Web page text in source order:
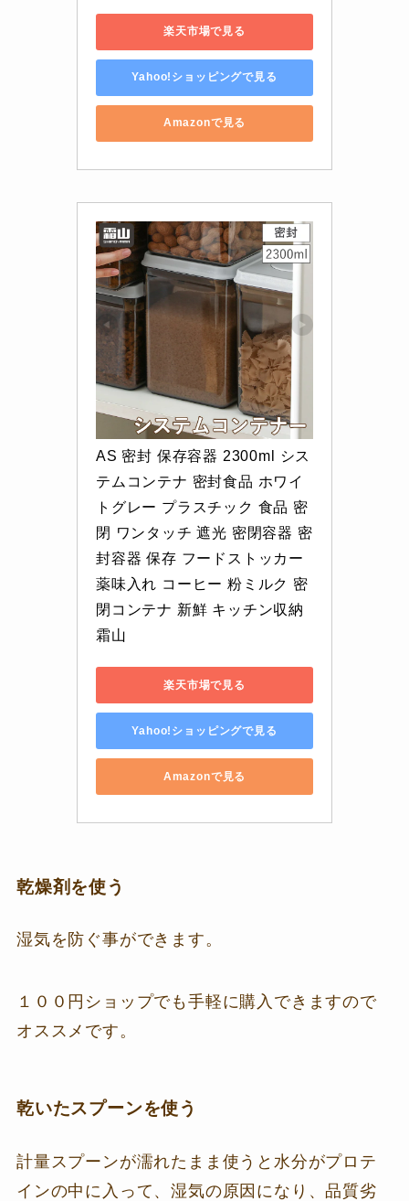
楽天市場で見る
Yahoo!ショッピングで見る
Amazonで見る
AS 密封 保存容器 2300ml シス
テムコンテナ 密封食品 ホワイ
トグレー プラスチック 食品 密
閉 ワンタッチ 遮光 密閉容器 密
封容器 保存 フードストッカー
薬味入れ コーヒー 粉ミルク 密
閉コンテナ 新鮮 キッチン収納
霜山
楽天市場で見る
Yahoo!ショッピングで見る
Amazonで見る
乾燥剤を使う
湿気を防ぐ事ができます。
１００円ショップでも手軽に購入できますので
オススメです。
乾いたスプーンを使う
計量スプーンが濡れたまま使うと水分がプロテ
インの中に入って、湿気の原因になり、品質劣